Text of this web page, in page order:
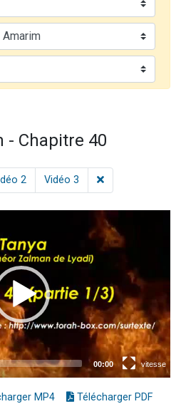
49 places pour étudier en groupe sur Zoom
musiques dans Torah-Box Music
- Chapitre 40
2 Vidéo 3
MP4 Télécharger PDF